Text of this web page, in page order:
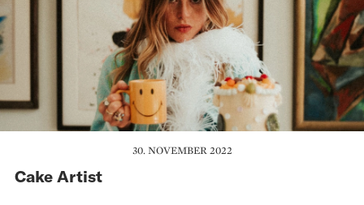
30. NOVEMBER 2022
Cake Artist